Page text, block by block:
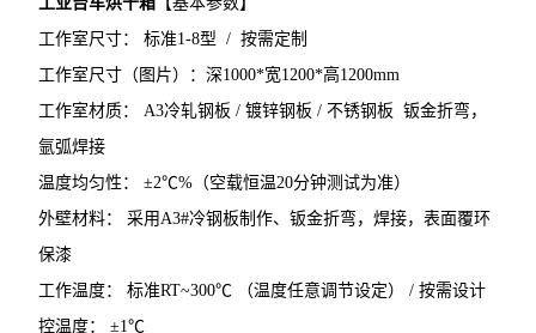
工作室尺寸： 标准1-8型 / 按需定制
工作室尺寸（图片）：深1000*宽1200*高1200mm
工作室材质： A3冷轧钢板 / 镀锌钢板 / 不锈钢板 钣金折弯，
氩弧焊接
温度均匀性： ±2℃%（空载恒温20分钟测试为准）
外壁材料： 采用A3#冷钢板制作、钣金折弯，焊接，表面覆环
保漆
工作温度： 标准RT~300℃ （温度任意调节设定） / 按需设计
控温度： ±1℃